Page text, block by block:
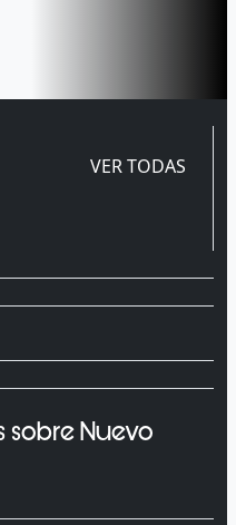
VER TODAS
sobre Nuevo